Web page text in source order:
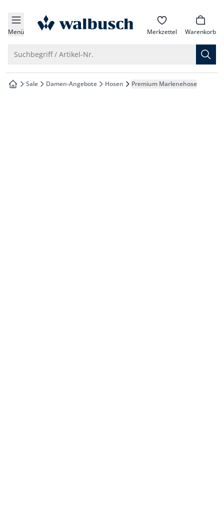
springen
springen
springen
springen
Menü zur Startseite Merkzettel Warenkorb
Suchbegriff / Artikel-Nr.
zur Startseite
Sale Damen-Angebote Hosen Premium Marlenehose